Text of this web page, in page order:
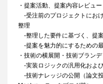
・提案活動、提案内容レビュー
-受注前のプロジェクトにお
整理
-整理した要件に基づく、提
-提案を魅力的にするための
・技術の横展開・技術ブラン
-実装ロジックの汎用化およ
-技術ナレッジの公開（論文